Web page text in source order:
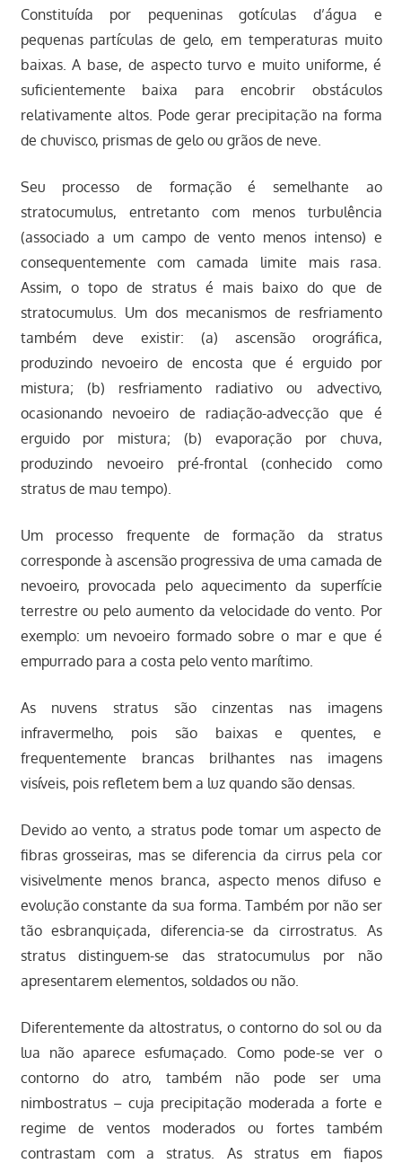
Constituída por pequeninas gotículas d’água e
pequenas partículas de gelo, em temperaturas muito
baixas. A base, de aspecto turvo e muito uniforme, é
suficientemente baixa para encobrir obstáculos
relativamente altos. Pode gerar precipitação na forma
de chuvisco, prismas de gelo ou grãos de neve.
Seu processo de formação é semelhante ao
stratocumulus, entretanto com menos turbulência
(associado a um campo de vento menos intenso) e
consequentemente com camada limite mais rasa.
Assim, o topo de stratus é mais baixo do que de
stratocumulus. Um dos mecanismos de resfriamento
também deve existir: (a) ascensão orográfica,
produzindo nevoeiro de encosta que é erguido por
mistura; (b) resfriamento radiativo ou advectivo,
ocasionando nevoeiro de radiação-advecção que é
erguido por mistura; (b) evaporação por chuva,
produzindo nevoeiro pré-frontal (conhecido como
stratus de mau tempo).
Um processo frequente de formação da stratus
corresponde à ascensão progressiva de uma camada de
nevoeiro, provocada pelo aquecimento da superfície
terrestre ou pelo aumento da velocidade do vento. Por
exemplo: um nevoeiro formado sobre o mar e que é
empurrado para a costa pelo vento marítimo.
As nuvens stratus são cinzentas nas imagens
infravermelho, pois são baixas e quentes, e
frequentemente brancas brilhantes nas imagens
visíveis, pois refletem bem a luz quando são densas.
Devido ao vento, a stratus pode tomar um aspecto de
fibras grosseiras, mas se diferencia da cirrus pela cor
visivelmente menos branca, aspecto menos difuso e
evolução constante da sua forma. Também por não ser
tão esbranquiçada, diferencia-se da cirrostratus. As
stratus distinguem-se das stratocumulus por não
apresentarem elementos, soldados ou não.
Diferentemente da altostratus, o contorno do sol ou da
lua não aparece esfumaçado. Como pode-se ver o
contorno do atro, também não pode ser uma
nimbostratus – cuja precipitação moderada a forte e
regime de ventos moderados ou fortes também
contrastam com a stratus. As stratus em fiapos